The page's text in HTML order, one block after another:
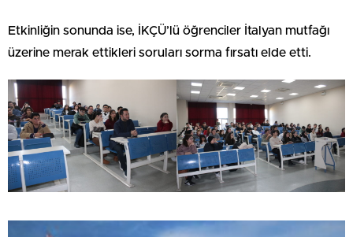
Etkinliğin sonunda ise, İKÇÜ’lü öğrenciler İtalyan mutfağı
üzerine merak ettikleri soruları sorma fırsatı elde etti.